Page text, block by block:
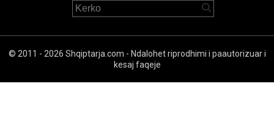
© 2011 - 2026 Shqiptarja.com - Ndalohet riprodhimi i paautorizuar i
kesaj faqeje